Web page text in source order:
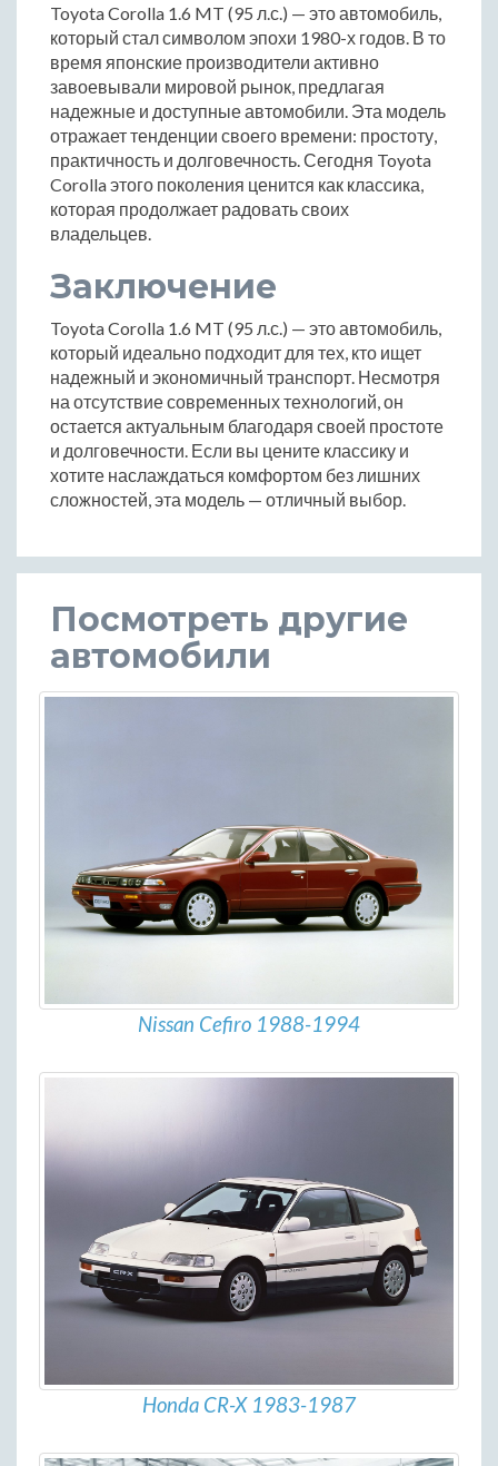
Toyota Corolla 1.6 MT (95 л.с.) — это автомобиль,
который стал символом эпохи 1980-х годов. В то
время японские производители активно
завоевывали мировой рынок, предлагая
надежные и доступные автомобили. Эта модель
отражает тенденции своего времени: простоту,
практичность и долговечность. Сегодня Toyota
Corolla этого поколения ценится как классика,
которая продолжает радовать своих
владельцев.
Заключение
Toyota Corolla 1.6 MT (95 л.с.) — это автомобиль,
который идеально подходит для тех, кто ищет
надежный и экономичный транспорт. Несмотря
на отсутствие современных технологий, он
остается актуальным благодаря своей простоте
и долговечности. Если вы цените классику и
хотите наслаждаться комфортом без лишних
сложностей, эта модель — отличный выбор.
Посмотреть другие
автомобили
Nissan Cefiro 1988-1994
Honda CR-X 1983-1987